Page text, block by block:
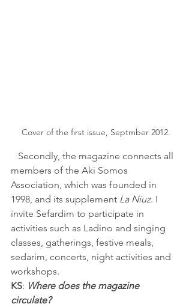
Cover of the first issue, Septmber 2012.
members of the Aki Somos
Association, which was founded in
1998, and its supplement La Niuz. I
invite Sefardim to participate in
activities such as Ladino and singing
classes, gatherings, festive meals,
sedarim, concerts, night activities and
workshops.
KS: Where does the magazine
circulate?